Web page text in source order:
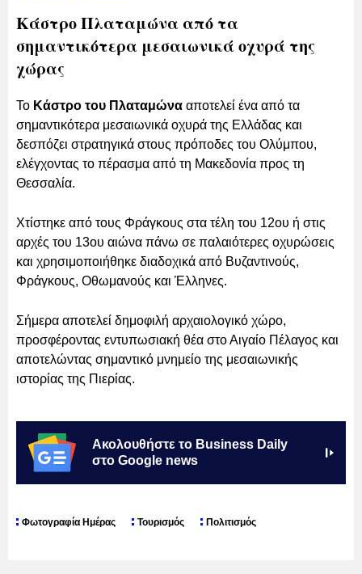
Κάστρο Πλαταμώνα από τα
σημαντικότερα μεσαιωνικά οχυρά της
χώρας
Το Κάστρο του Πλαταμώνα αποτελεί ένα από τα
σημαντικότερα μεσαιωνικά οχυρά της Ελλάδας και
δεσπόζει στρατηγικά στους πρόποδες του Ολύμπου,
ελέγχοντας το πέρασμα από τη Μακεδονία προς τη
Θεσσαλία.
Χτίστηκε από τους Φράγκους στα τέλη του 12ου ή στις
αρχές του 13ου αιώνα πάνω σε παλαιότερες οχυρώσεις
και χρησιμοποιήθηκε διαδοχικά από Βυζαντινούς,
Φράγκους, Οθωμανούς και Έλληνες.
Σήμερα αποτελεί δημοφιλή αρχαιολογικό χώρο,
προσφέροντας εντυπωσιακή θέα στο Αιγαίο Πέλαγος και
αποτελώντας σημαντικό μνημείο της μεσαιωνικής
ιστορίας της Πιερίας.
Ακολουθήστε το Business Daily
στο Google news
Φωτογραφία Ημέρας Τουρισμός Πολιτισμός